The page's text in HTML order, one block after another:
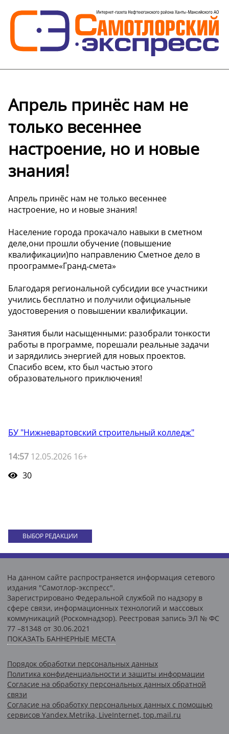
Апрель принёс нам не
только весеннее
настроение, но и новые
знания!
Апрель принёс нам не только весеннее
настроение, но и новые знания!
Население города прокачало навыки в сметном
деле,они прошли обучение (повышение
квалификации)по направлению Сметное дело в
проограмме«Гранд‑смета»
Благодаря региональной субсидии все участники
учились бесплатно и получили официальные
удостоверения о повышении квалификации.
Занятия были насыщенными: разобрали тонкости
работы в программе, порешали реальные задачи
и зарядились энергией для новых проектов.
Спасибо всем, кто был частью этого
образовательного приключения!
БУ "Нижневартовский строительный колледж"
14:57 12.05.2026 16+
30
ВЫБОР РЕДАКЦИИ
На данном сайте распространяется информация сетевого
издания "Самотлор-экспресс".
Зарегистрировано Федеральной службой по надзору в
сфере связи, информационных технологий и массовых
коммуникаций (Роскомнадзор). Реестровая запись ЭЛ № ФС
77 –81348 от 30.06.2021
ПОКАЗАТЬ БАННЕРНЫЕ МЕСТА
Порядок обработки персональных данных
Политика конфиденциальности и защиты информации
Согласие на обработку персональных данных обратной
связи
Согласие на обработку персональных данных с помощью
сервисов Yandex.Metrika, LiveInternet, top.mail.ru